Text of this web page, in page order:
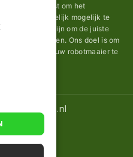
uiterste best om het
zo gemakkelijk mogelijk te
het kan zijn om de juiste
te vinden. Ons doel is om
mesjes voor uw robotmaaier te
mesjes.nl